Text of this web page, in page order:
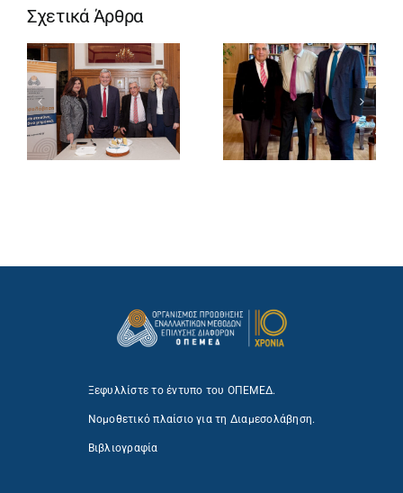
Σχετικά Άρθρα
Ξεφυλλίστε το έντυπο του ΟΠΕΜΕΔ.
Νομοθετικό πλαίσιο για τη Διαμεσολάβηση.
Βιβλιογραφία